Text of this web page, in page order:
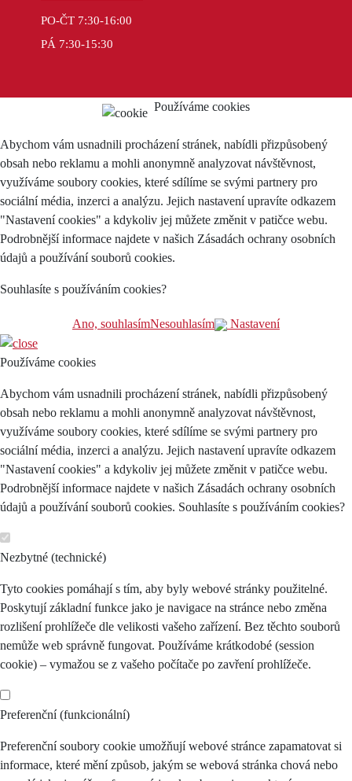
PO-ČT 7:30-16:00
PÁ 7:30-15:30
Používáme cookies
Abychom vám usnadnili procházení stránek, nabídli přizpůsobený
obsah nebo reklamu a mohli anonymně analyzovat návštěvnost,
využíváme soubory cookies, které sdílíme se svými partnery pro
sociální média, inzerci a analýzu. Jejich nastavení upravíte odkazem
"Nastavení cookies" a kdykoliv jej můžete změnit v patičce webu.
Podrobnější informace najdete v našich Zásadách ochrany osobních
údajů a používání souborů cookies.
Souhlasíte s používáním cookies?
Ano, souhlasímNesouhlasím Nastavení
Používáme cookies
Abychom vám usnadnili procházení stránek, nabídli přizpůsobený
obsah nebo reklamu a mohli anonymně analyzovat návštěvnost,
využíváme soubory cookies, které sdílíme se svými partnery pro
sociální média, inzerci a analýzu. Jejich nastavení upravíte odkazem
"Nastavení cookies" a kdykoliv jej můžete změnit v patičce webu.
Podrobnější informace najdete v našich Zásadách ochrany osobních
údajů a používání souborů cookies. Souhlasíte s používáním cookies?
Nezbytné (technické)
Tyto cookies pomáhají s tím, aby byly webové stránky použitelné.
Poskytují základní funkce jako je navigace na stránce nebo změna
rozlišení prohlížeče dle velikosti vašeho zařízení. Bez těchto souborů
nemůže web správně fungovat. Používáme krátkodobé (session
cookie) – vymažou se z vašeho počítače po zavření prohlížeče.
Preferenční (funkcionální)
Preferenční soubory cookie umožňují webové stránce zapamatovat si
informace, které mění způsob, jakým se webová stránka chová nebo